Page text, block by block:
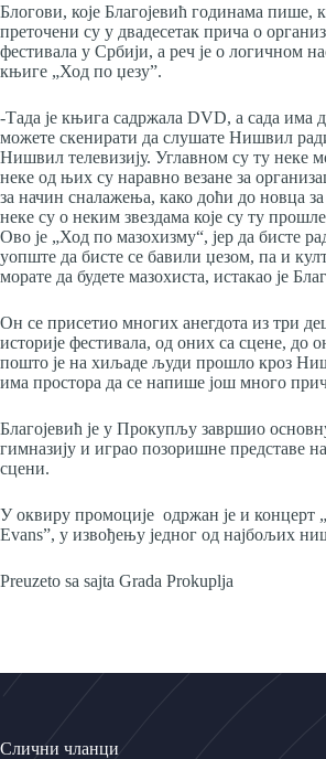
Блогови, које Благојевић годинама пише,
преточени су у двадесетак прича о
фестивала у Србији, а реч је о логичном
књиге „Ход по џезу”.
-Тада је књига садржала DVD, а сада има
можете скенирати да слушате Нишвил
Нишвил телевизију. Углавном су ту неке
неке од њих су наравно везане за
за начин сналажења, како доћи до новца за
неке су о неким звездама које су ту
Ово је „Ход по мазохизму“, јер да бисте
уопште да бисте се бавили џезом, па и
морате да будете мазохиста, истакао је
Он се присетио многих анегдота из три
историје фестивала, од оних са сцене, до
пошто је на хиљаде људи прошло кроз
има простора да се напише још много
Благојевић је у Прокупљу завршио
гимназију и играо позоришне представе
сцени.
У оквиру промоције одржан је и концерт
Evans”, у извођењу једног од најбољих
Preuzeto sa sajta Grada Prokuplja
Слични чланци